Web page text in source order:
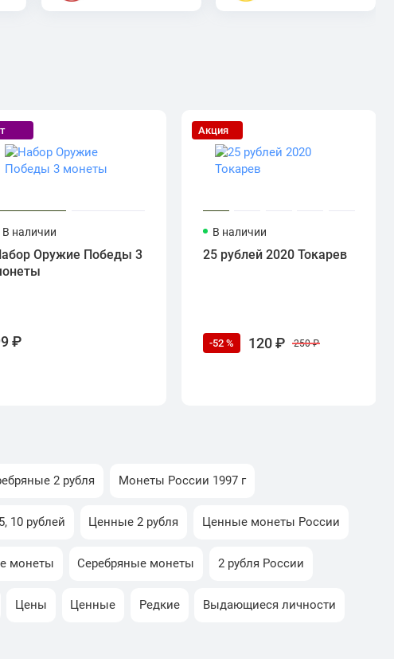
В наличии
Оружие Победы 3
₽
Акция
В наличии
25 рублей 2020 Токарев
-52 % 120 ₽ 250 ₽
2 рубля Монеты России 1997 г
10 рублей Ценные 2 рубля Ценные монеты России
монеты Серебряные монеты 2 рубля России
Цены Ценные Редкие Выдающиеся личности